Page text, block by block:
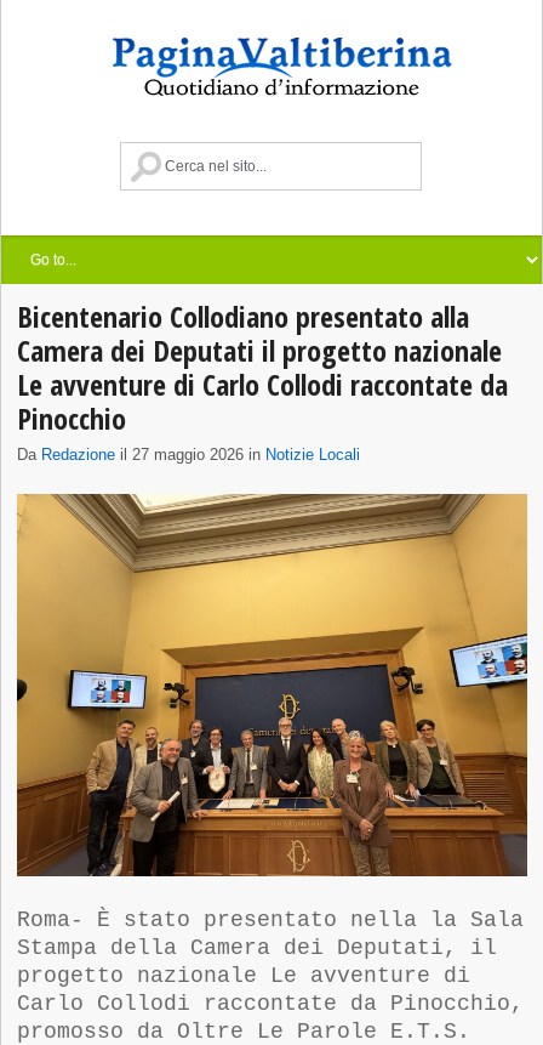
Bicentenario Collodiano presentato alla
Camera dei Deputati il progetto nazionale
Le avventure di Carlo Collodi raccontate da
Pinocchio
Da Redazione il 27 maggio 2026 in Notizie Locali
Roma- È stato presentato nella la Sala
Stampa della Camera dei Deputati, il
progetto nazionale Le avventure di
Carlo Collodi raccontate da Pinocchio,
promosso da Oltre Le Parole E.T.S.